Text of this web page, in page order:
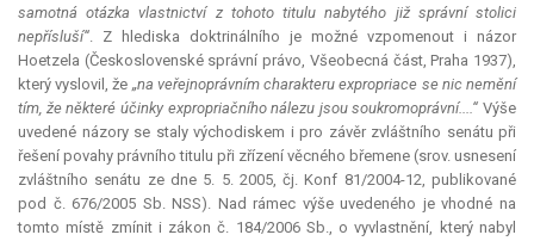
samotná otázka vlastnictví z tohoto titulu nabytého již správní stolici
nepřísluší“. Z hlediska doktrinálního je možné vzpomenout i názor
Hoetzela (Československé správní právo, Všeobecná část, Praha 1937),
který vyslovil, že „na veřejnoprávním charakteruexpropriace se nic nemění
tím, že některé účinky expropriačního nálezu jsou soukromoprávní....“ Výše
uvedené názory se staly východiskem i pro závěr zvláštního senátu při
řešení povahy právního titulu při zřízení věcného břemene (srov. usnesení
zvláštního senátu ze dne 5. 5. 2005, čj. Konf 81/2004-12, publikované
pod č. 676/2005 Sb. NSS). Nad rámec výše uvedeného je vhodné na
tomto místě zmínit i zákon č. 184/2006 Sb., o vyvlastnění, který nabyl